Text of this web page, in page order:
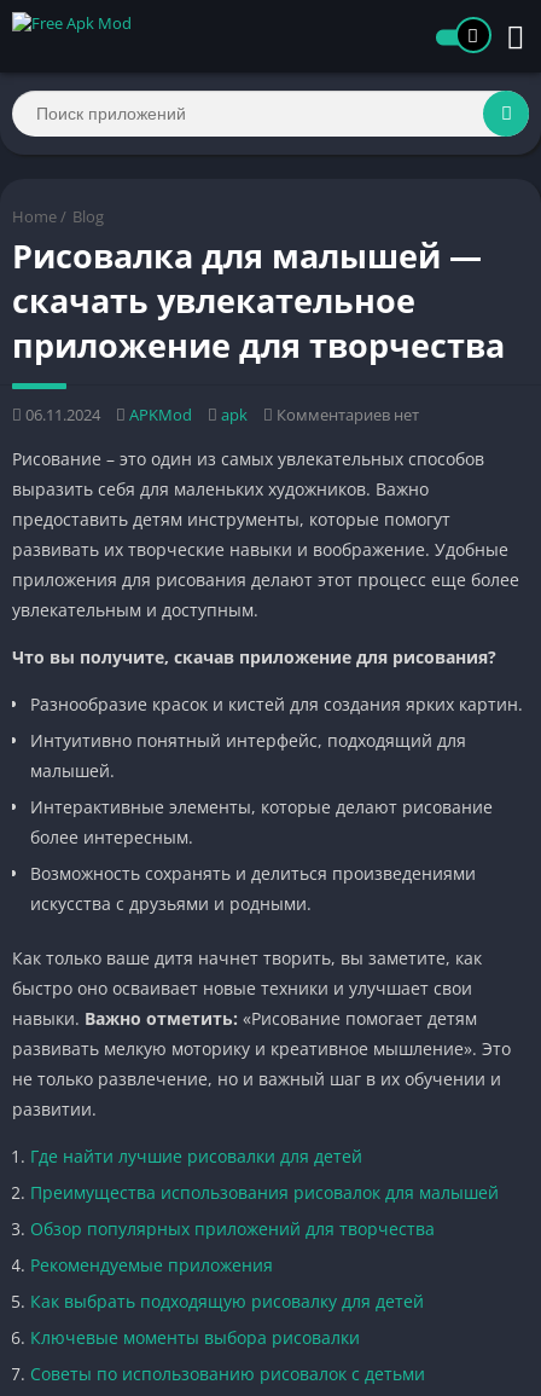
Home / Blog
Рисовалка для малышей —
скачать увлекательное
приложение для творчества
06.11.2024 APKMod apk Комментариев нет
Рисование – это один из самых увлекательных способов
выразить себя для маленьких художников. Важно
предоставить детям инструменты, которые помогут
развивать их творческие навыки и воображение. Удобные
приложения для рисования делают этот процесс еще более
увлекательным и доступным.
Что вы получите, скачав приложение для рисования?
Разнообразие красок и кистей для создания ярких картин.
Интуитивно понятный интерфейс, подходящий для
малышей.
Интерактивные элементы, которые делают рисование
более интересным.
Возможность сохранять и делиться произведениями
искусства с друзьями и родными.
Как только ваше дитя начнет творить, вы заметите, как
быстро оно осваивает новые техники и улучшает свои
навыки. Важно отметить: «Рисование помогает детям
развивать мелкую моторику и креативное мышление». Это
не только развлечение, но и важный шаг в их обучении и
развитии.
Где найти лучшие рисовалки для детей
Преимущества использования рисовалок для малышей
Обзор популярных приложений для творчества
Рекомендуемые приложения
Как выбрать подходящую рисовалку для детей
Ключевые моменты выбора рисовалки
Советы по использованию рисовалок с детьми